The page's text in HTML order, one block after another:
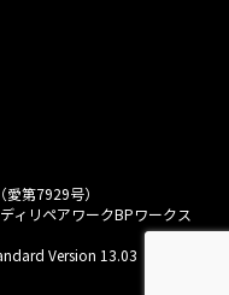
第7929号）
ィリペアワークBPワークス
Version 13.03